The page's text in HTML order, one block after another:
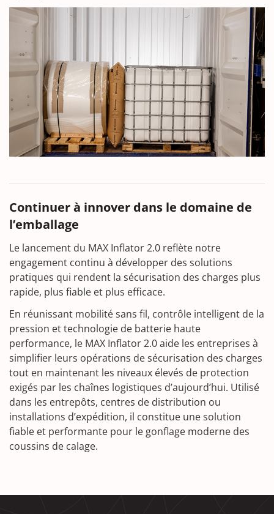
Continuer à innover dans le domaine de
l’emballage
Le lancement du MAX Inflator 2.0 reflète notre
engagement continu à développer des solutions
pratiques qui rendent la sécurisation des charges plus
rapide, plus fiable et plus efficace.
En réunissant mobilité sans fil, contrôle intelligent de la
pression et technologie de batterie haute
performance, le MAX Inflator 2.0 aide les entreprises à
simplifier leurs opérations de sécurisation des charges
tout en maintenant les niveaux élevés de protection
exigés par les chaînes logistiques d’aujourd’hui. Utilisé
dans les entrepôts, centres de distribution ou
installations d’expédition, il constitue une solution
fiable et performante pour le gonflage moderne des
coussins de calage.